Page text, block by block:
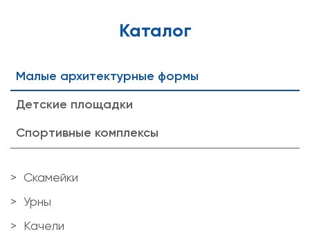
Каталог
Малые архитектурные формы
Детские площадки
Спортивные комплексы
Скамейки
Урны
Качели